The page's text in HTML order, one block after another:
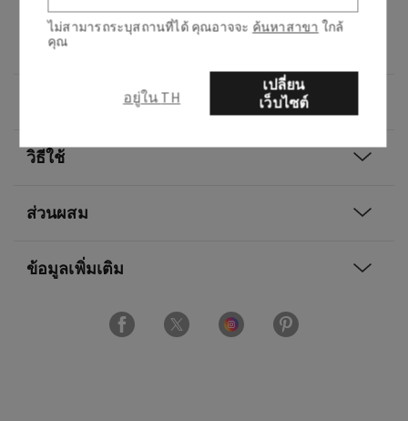
โน้ต: น้ำมันยูคาลิปตัส (ช่วยให้จิตใจปลอดโปร่ง)
และน้ำมันสะระแหน่ (ช่วยให้สงบและสดชื่น)
วิธีใช้
ส่วนผสม
ข้อมูลเพิ่มเติม
ไม่สามารถระบุสถานที่ได้ คุณอาจจะ ค้นหาสาขา ใกล้
คุณ
อยู่ใน TH
เปลี่ยน
เว็บไซต์